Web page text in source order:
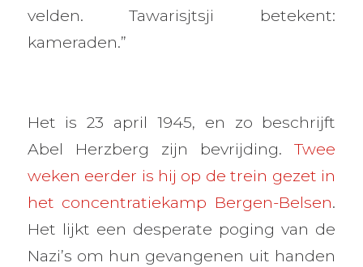
velden. Tawarisjtsji betekent:
kameraden.”
Het is 23 april 1945, en zo beschrijft
Abel Herzberg zijn bevrijding.Twee
weken eerder is hij op de trein gezet in
het concentratiekamp Bergen-Belsen.
Het lijkt een desperate poging van de
Nazi’s om hun gevangenen uit handen